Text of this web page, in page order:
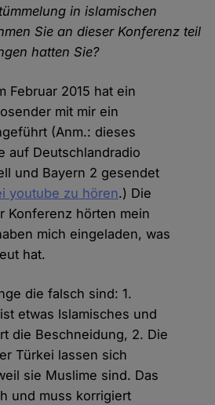
in islamischen
Sie an dieser Konferenz teil
hatten Sie?
Februar 2015 hat ein
mit mir ein
(Anm.: dieses
auf Deutschlandradio
und Bayern 2 gesendet
youtube zu hören.) Die
Konferenz hörten mein
mich eingeladen, was
hat.
die falsch sind: 1.
etwas Islamisches und
die Beschneidung, 2. Die
Türkei lassen sich
sie Muslime sind. Das
und muss korrigiert